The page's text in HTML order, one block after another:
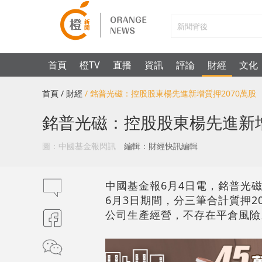
首頁 橙TV 直播 資訊 評論 財經 文化
首頁 / 財經 / 銘普光磁：控股股東楊先進新增質押2070萬股
銘普光磁：控股股東楊先進
圖：中國基金報閃訊 編輯：財經快訊編輯
中國基金報6月4日電，銘普光
6月3日期間，分三筆合計質押
公司生產經營，不存在平倉風